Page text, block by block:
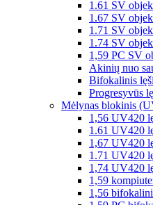
1.61 SV
1.67 SV
1.71 SV
1.74 SV
1,59 PC SV
Akinių nuo
Bifokalinis
Progresyvūs
Mėlynas blokinis
1,56 UV420
1.61 UV420
1,67 UV420
1.71 UV420
1,74 UV420
1,59
1,56